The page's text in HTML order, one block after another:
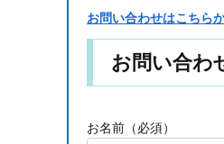
お問い合わせはこちら
お問い合わ
お名前（必須）